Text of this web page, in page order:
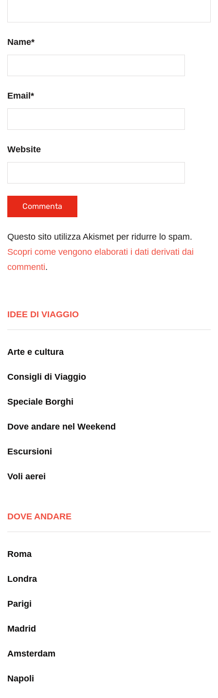
Name*
Email *
Website
Questo sito utilizza Akismet per ridurre lo spam.
Scopri come vengono elaborati i dati derivati dai
commenti.
IDEE DI VIAGGIO
Arte e cultura
Consigli di Viaggio
Speciale Borghi
Dove andare nel Weekend
Escursioni
Voli aerei
DOVE ANDARE
Roma
Londra
Parigi
Madrid
Amsterdam
Napoli